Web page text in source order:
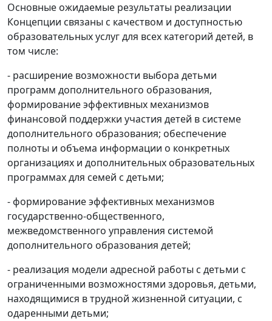
Основные ожидаемые результаты реализации
Концепции связаны с качеством и доступностью
образовательных услуг для всех категорий детей, в
том числе:
- расширение возможности выбора детьми
программ дополнительного образования,
формирование эффективных механизмов
финансовой поддержки участия детей в системе
дополнительного образования; обеспечение
полноты и объема информации о конкретных
организациях и дополнительных образовательных
программах для семей с детьми;
- формирование эффективных механизмов
государственно-общественного,
межведомственного управления системой
дополнительного образования детей;
- реализация модели адресной работы с детьми с
ограниченными возможностями здоровья, детьми,
находящимися в трудной жизненной ситуации, с
одаренными детьми;